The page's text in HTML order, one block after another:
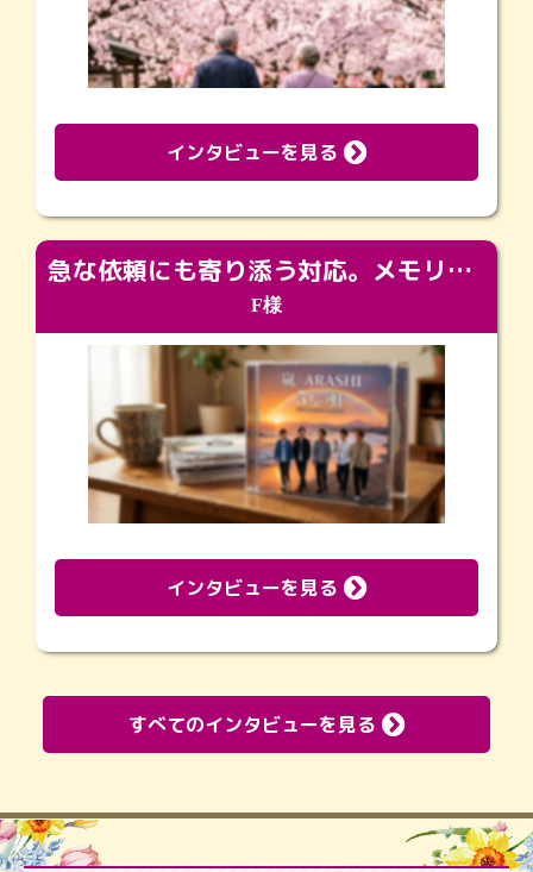
インタビューを見る
急な依頼にも寄り添う対応。メモリアルコーナーで振り返る大切な日々
F様
インタビューを見る
すべてのインタビューを見る